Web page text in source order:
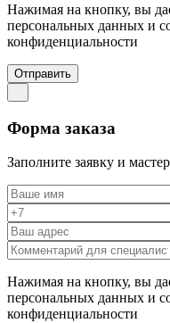
Нажимая на кнопку, вы
персональных данных и
конфиденциальности
Отправить
Форма заказа
Заполните заявку и
Нажимая на кнопку, вы
персональных данных и
конфиденциальности